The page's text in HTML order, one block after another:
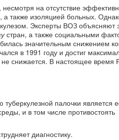
на отсутствие
также изоляцией больных.
Эксперты ВОЗ объясняют
стран, а также социальными
значительным снижением
в 1991 году и достиг
снижается. В настоящее время
палочки является
и в том числе противостоять
диагностику.